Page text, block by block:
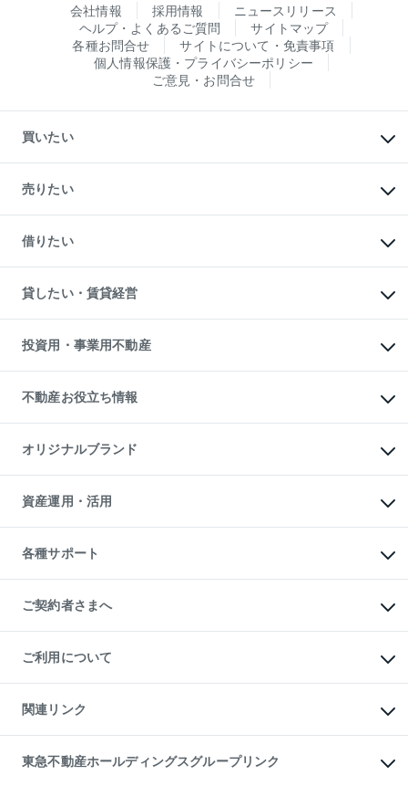
会社情報 採用情報
ニュースリリース
ヘルプ・よくあるご質問
サイトマップ
各種お問合せ
サイトについて・免責事項
個人情報保護・プライバシーポリシー
ご意見・お問合せ
買いたい
新築・分譲マンションの購入
中古マンションの購入
一戸建ての購入
中古一戸建ての購入
不動産購入の流れ
注目キーワード物件特集
購入ガイド
English 繁体中文簡体中文
売りたい
一戸建ての売却・査定
土地の売却・査定
スピードAI査定
不動産査定について
不動産売却の流れ
不動産買換えの流れ
売却ガイド
借りたい
オフィス・店舗の賃貸
借りるときの流れ
借りるガイド
貸したい・賃貸経営
マンション賃料データ
賃貸管理プラン
リロケーションについて
貸すガイド
投資用・事業用不動産
事業用不動産
マンション投資
投資用マンション
アパート経営
収益物件
ビル購入（ビル一棟）
投資用不動産の売却査定
事業用不動産の売却査定
不動産お役立ち情報
マンションライブラリー
人気マンションランキング
暮らしに役立つ不動産メディア
不動産相場・不動産価格情報
不動産コラム・ニュース
不動産用語集
不動産なんでもネット相談室
住まいの税金
オリジナルブランド
一棟リノベーションマンション
L`GENTE（ルジェンテ）
区分リノベーションマンション
投資用一棟レジデンスWELL
不動産小口投資
LEGACIA（レガシア）
資産運用・活用
不動産M&A
アセットマネジメント・出資
各種サポート
相続サポート
リフォームサポート
ご契約者さまへ
ご紹介・再契約特典
入居者様専用-各種ご案内（賃貸）
東急こすもす会「こすもすWeb」
ご利用について
金融商品取引について
東急リバブル ソーシャルメディアポリシー
ご意見・お問い合わせ（金融商品取引専用の相談・お問い合わせ窓口）
ダイレクトメール（郵送物）・Eメールなどの送付停止について
関連リンク
これからご結婚される方に東急百貨店のブライダルクラブ
人材サービスのご用命は 東急リバブルスタッフ株式会社まで
東急不動産ホールディングスグループリンク